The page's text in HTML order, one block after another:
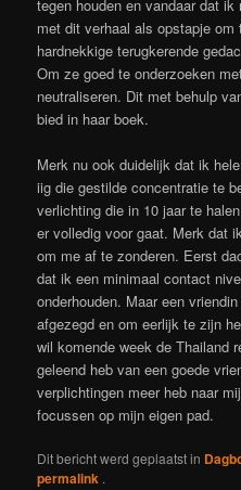
tegen houden en vandaar dat
met dit verhaal als opstapje
hardnekkige terugkerende
Om ze goed te onderzoeken
neutraliseren. Dit met behulp
bied in haar boek.
Merk nu ook duidelijk dat ik
iig die gestilde concentratie te
verlichting die in 10 jaar te
er volledig voor gaat. Merk dat
om me af te zonderen. Eerst
dat ik een minimaal contact
onderhouden. Maar een
afgezegd en om eerlijk te zijn
wil komende week de Thailand
geleend heb van een goede
verplichtingen meer heb naar
focussen op mijn eigen pad.
Dit bericht werd geplaatst in
permalink .